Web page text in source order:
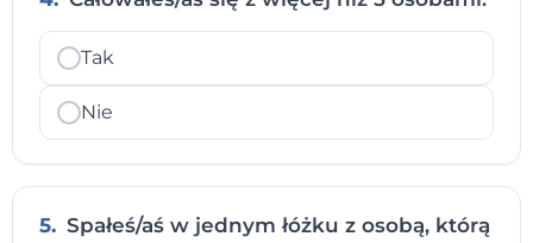
Tak
Nie
5. Spałeś/aś w jednym łóżku z osobą, którą